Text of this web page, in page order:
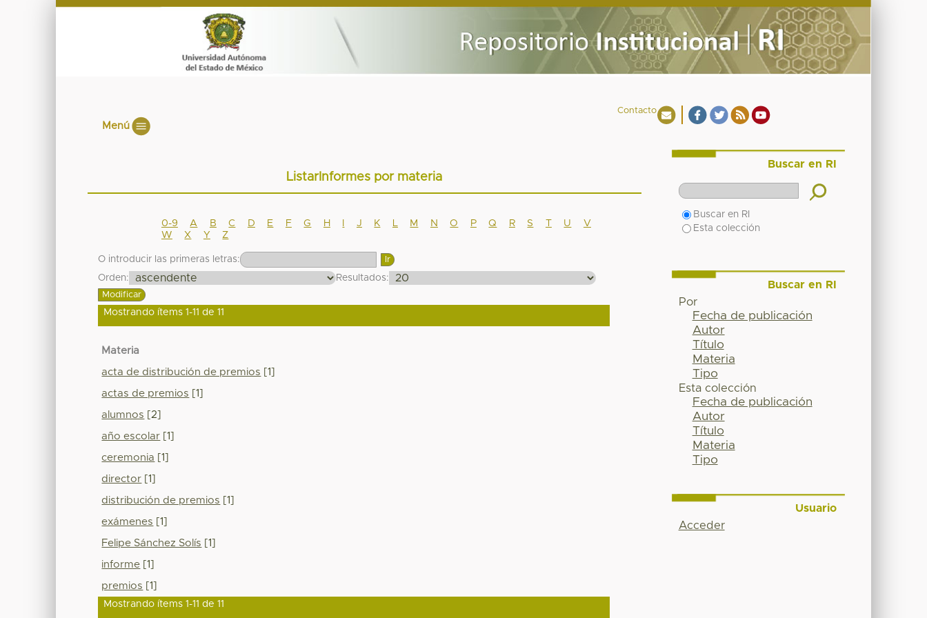
Contacto
Menú
ListarInformes por materia
0-9 A B C D E F G H J K M N O P Q R S T U
V
W
X Y Z
O introducir las primeras letras:
Orden:
Resultados:
Mostrando ítems 1-11 de 11
Materia
acta de distribución de premios [1]
actas de premios [1]
alumnos [2]
año escolar [1]
ceremonia [1]
director [1]
distribución de premios [1]
exámenes [1]
Felipe Sánchez Solís [1]
informe [1]
premios [1]
Mostrando ítems 1-11 de 11
Buscar en RI
Buscar en RI
Esta colección
Buscar en RI
Por
Fecha de publicación
Autor
Título
Materia
Tipo
Esta colección
Fecha de publicación
Autor
Título
Materia
Tipo
Usuario
Acceder